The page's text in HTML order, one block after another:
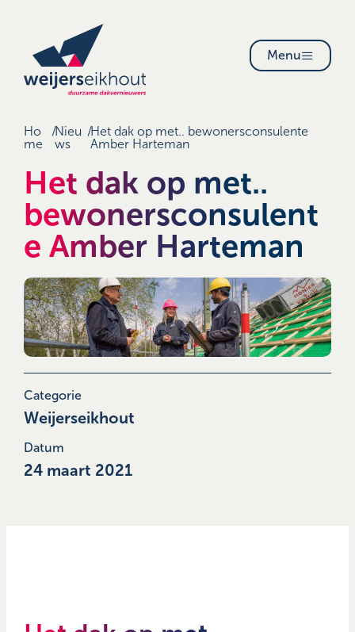
Menu
Ho
me
/Nieu
ws
/Het dak op met.. bewonersconsulente
Amber Harteman
Het dak op met..
bewonersconsulent
e Amber Harteman
Categorie
Datum
Weijerseikhout
24 maart 2021